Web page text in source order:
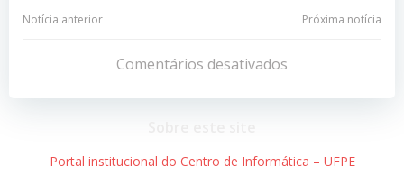
Navegação
Post
Notícia anterior
Navegação
de
Post
Próxima notícia
Comentários desativados
Portal institucional do Centro de Informática – UFPE